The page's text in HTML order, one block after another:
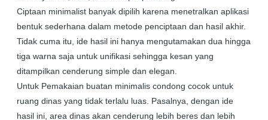
Ciptaan minimalist banyak dipilih karena menetralkan aplikasi
bentuk sederhana dalam metode penciptaan dan hasil akhir.
Tidak cuma itu, ide hasil ini hanya mengutamakan dua hingga
tiga warna saja untuk unifikasi sehingga kesan yang
ditampilkan cenderung simple dan elegan.
Untuk Pemakaian buatan minimalis condong cocok untuk
ruang dinas yang tidak terlalu luas. Pasalnya, dengan ide
hasil ini, area dinas akan cenderung lebih beres dan lebih